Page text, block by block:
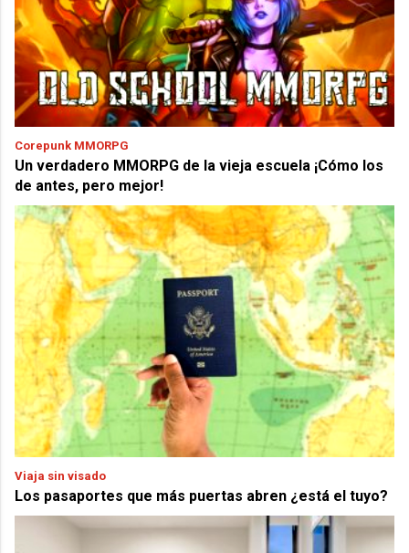
Corepunk MMORPG
Un verdadero MMORPG de la vieja escuela ¡Cómo los
de antes, pero mejor!
Viaja sin visado
Los pasaportes que más puertas abren ¿está el tuyo?